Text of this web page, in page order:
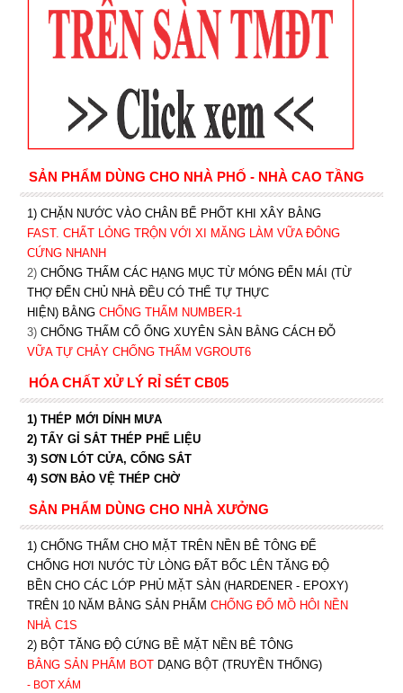
SẢN PHẨM DÙNG CHO NHÀ PHỐ - NHÀ CAO TẦNG
1) CHẶN NƯỚC VÀO CHÂN BỂ PHỐT KHI XÂY BẰNG
FAST. CHẤT LỎNG TRỘN VỚI XI MĂNG LÀM VỮA ĐÔNG
CỨNG NHANH
2) CHỐNG THẤM CÁC HẠNG MỤC TỪ MÓNG ĐẾN MÁI (TỪ
THỢ ĐẾN CHỦ NHÀ ĐỀU CÓ THỂ TỰ THỰC
HIỆN) BẰNG CHỐNG THẤM NUMBER-1
3) CHỐNG THẤM CỔ ỐNG XUYÊN SÀN BẰNG CÁCH ĐỖ
VỮA TỰ CHẢY CHỐNG THẤM VGROUT6
HÓA CHẤT XỬ LÝ RỈ SÉT CB05
1) THÉP MỚI DÍNH MƯA
2) TẨY GỈ SẮT THÉP PHẾ LIỆU
3) SƠN LÓT CỬA, CỔNG SẮT
4) SƠN BẢO VỆ THÉP CHỜ
SẢN PHẨM DÙNG CHO NHÀ XƯỞNG
1) CHỐNG THẤM CHO MẶT TRÊN NỀN BÊ TÔNG ĐỂ
CHỐNG HƠI NƯỚC TỪ LÒNG ĐẤT BỐC LÊN TĂNG ĐỘ
BỀN CHO CÁC LỚP PHỦ MẶT SÀN (HARDENER - EPOXY)
TRÊN 10 NĂM BẰNG SẢN PHẨM CHỐNG ĐỔ MỒ HÔI NỀN
NHÀ C1S
2) BỘT TĂNG ĐỘ CỨNG BỀ MẶT NỀN BÊ TÔNG
BẰNG SẢN PHẨM BOTDẠNG BỘT (TRUYỀN THỐNG)
- BOT XÁM